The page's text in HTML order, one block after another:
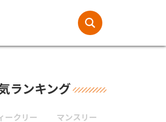
ランキング
ークリー マンスリー